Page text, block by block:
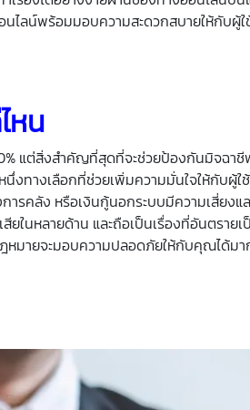
ลน์พร้อมมอบความสะดวกสบายให้กับผู้
หน
แต่สิ่งสำคัญที่สุดที่จะช่วยป้องกันมิจฉาชี
ทางเลือกที่ช่วยเพิ่มความมั่นใจให้กับผู้ใช้
ารคลัง หรือเงินกู้นอกระบบมีความเสี่ยง
ในหลายด้าน และถือเป็นเรื่องที่อันตรา
หมายจะมอบความปลอดภัยให้กับคุณได้ม